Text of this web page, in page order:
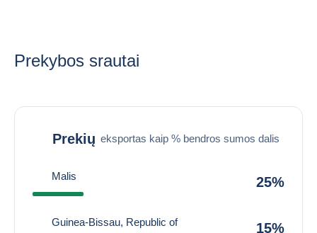
Prekybos srautai
Prekių eksportas kaip % bendros sumos dalis
Malis 25%
Guinea-Bissau, Republic of 15%